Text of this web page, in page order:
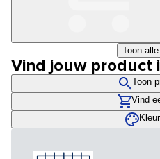
Toon
Vind jouw product
Toon
Vind